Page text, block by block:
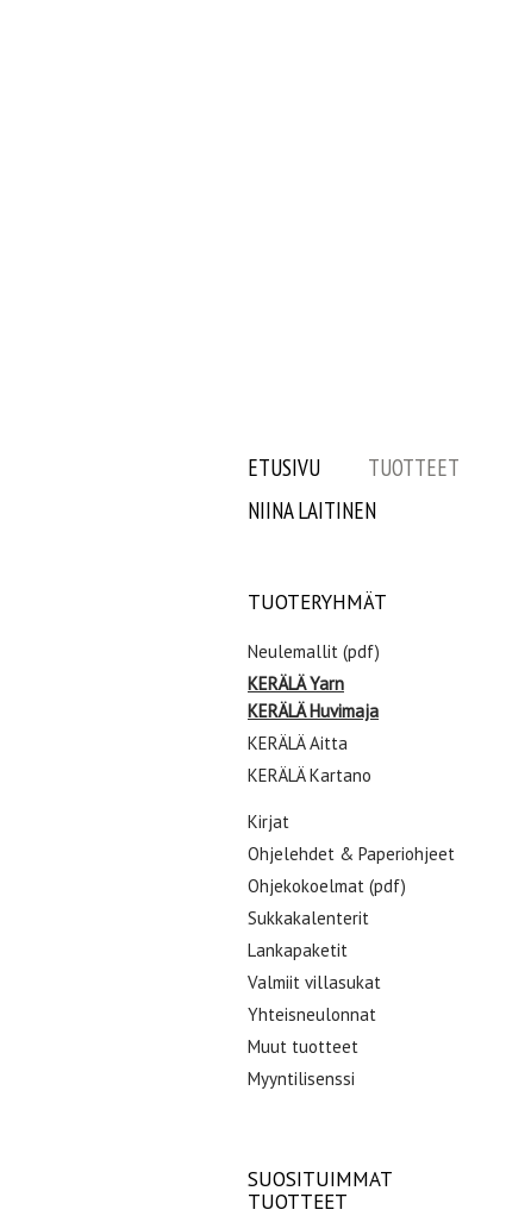
ETUSIVU TUOTTEET
NIINA LAITINEN
TUOTERYHMÄT
Neulemallit (pdf)
KERÄLÄ Yarn
KERÄLÄ Huvimaja
KERÄLÄ Aitta
KERÄLÄ Kartano
Kirjat
Ohjelehdet & Paperiohjeet
Ohjekokoelmat (pdf)
Sukkakalenterit
Lankapaketit
Valmiit villasukat
Yhteisneulonnat
Muut tuotteet
Myyntilisenssi
SUOSITUIMMAT
TUOTTEET